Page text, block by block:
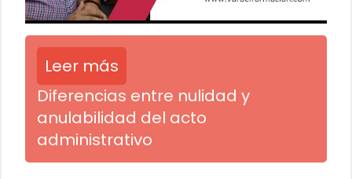
Leer más
Diferencias entre nulidad y
anulabilidad del acto
administrativo